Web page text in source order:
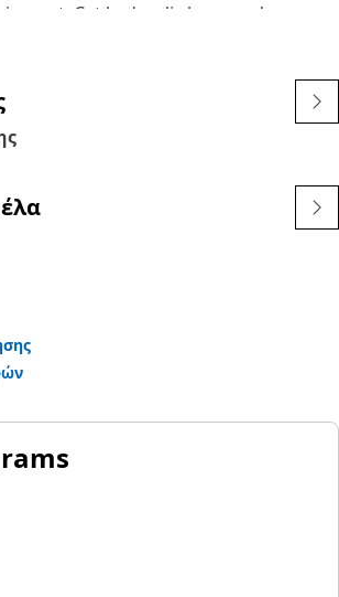
Cat hydraulic hose and
to the most rigorous testing
as a system to ensure a perfect fit
safety and dependability.